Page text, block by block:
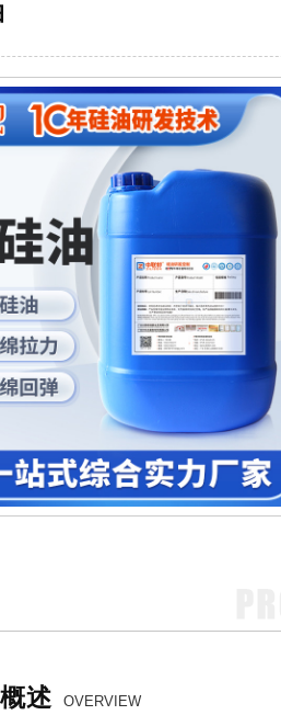
述 OVERVIEW